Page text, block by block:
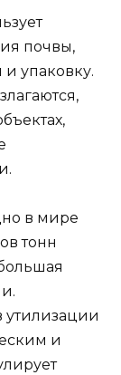
почвы,
упаковку.
в мире
тонн
утилизации
и